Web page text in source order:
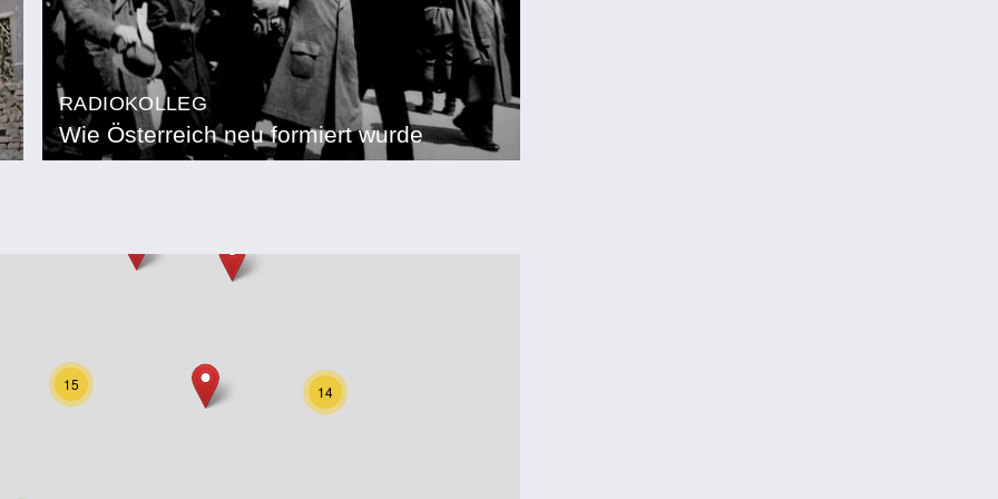
RADIOKOLLEG
Wie Österreich neu formiert wurde
14
15